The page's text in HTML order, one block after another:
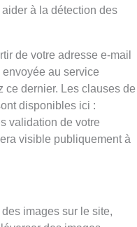
à la détection des
de votre adresse e-mail
au service
ce dernier. Les clauses de
disponibles ici :
validation de votre
visible publiquement à
images sur le site,